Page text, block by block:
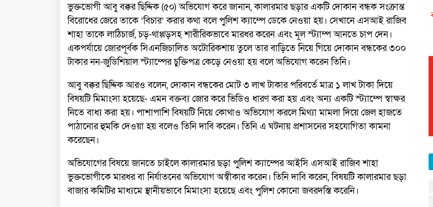
ভুক্তভোগী আবু বক্কর ছিদ্দিক (৫০) অভিযোগ করে জানান, কালারমার ছড়ার একটি দোকান বন্ধক সংক্রান্ত
বিরোধের জেরে তাকে ‘বিচার’ করার কথা বলে পুলিশ ক্যাম্পে ডেকে নেওয়া হয়। সেখানে এসআই রাজিব
শাহা তাকে লাঠিচার্জ, চড়-থাপ্পড়সহ শারীরিকভাবে মারধর করেন এবং মূল স্ট্যাম্প আনতে চাপ দেন।
একপর্যায়ে জোরপূর্বক সিএনজিচালিত অটোরিকশায় তুলে তার বাড়িতে নিয়ে গিয়ে দোকান বন্ধকের ৩০০
টাকার নন-জুডিশিয়াল স্ট্যাম্পের চুক্তিপত্র কেড়ে নেওয়া হয় বলে অভিযোগ করেন তিনি।
আবু বক্কর ছিদ্দিক আরও বলেন, দোকান বন্ধকের মোট ৩ লাখ টাকার পরিবর্তে মাত্র ১ লাখ টাকা দিয়ে
বিষয়টি মিমাংসা হয়েছে- এমন বক্তব্য জোর করে ভিডিও ধারণ করা হয় এবং অন্য একটি স্ট্যাম্পে স্বাক্ষর
নিতে বাধ্য করা হয়। পাশাপাশি বিষয়টি নিয়ে কোথাও অভিযোগ করলে মিথ্যা মামলা দিয়ে জেল হাজতে
পাঠানোর হুমকি দেওয়া হয় বলেও তিনি দাবি করেন। তিনি এ ঘটনায় প্রশাসনের সহযোগিতা কামনা
করেছেন।
অভিযোগের বিষয়ে জানতে চাইলে কালারমার ছড়া পুলিশ ক্যাম্পের আইসি এসআই রাজিব শাহা
ভুক্তভোগীকে মারধর বা নির্যাতনের অভিযোগ অস্বীকার করেন। তিনি দাবি করেন, বিষয়টি কালারমার ছড়া
বাজার কমিটির মাধ্যমে স্থানীয়ভাবে মিমাংসা হয়েছে এবং পুলিশ কোনো জবরদস্তি করেনি।